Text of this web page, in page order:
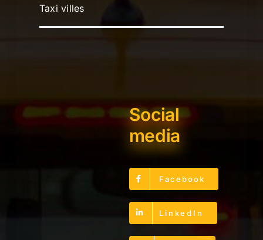
Taxi villes
Social
media
Facebook
LinkedIn